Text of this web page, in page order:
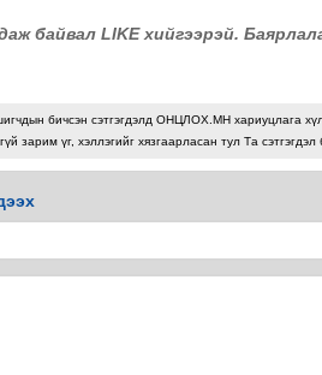
байвал LIKE хийгээрэй.
бичсэн сэтгэгдэлд ОНЦЛОХ.МН хариуцлага
зарим үг, хэллэгийг хязгаарласан тул Та